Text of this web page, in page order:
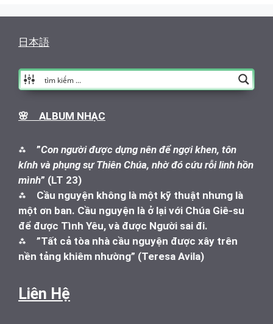
日本語
🌸 ALBUM NHẠC
⁂ ”Con người được dựng nên để ngợi khen, tôn
kính và phụng sự Thiên Chúa, nhờ đó cứu rỗi linh hồn
mình” (LT 23)
⁂ Cầu nguyện không là một kỹ thuật nhưng là
một ơn ban. Cầu nguyện là ở lại với Chúa Giê-su
để được Tình Yêu, và được Người sai đi.
⁂ ”Tất cả tòa nhà cầu nguyện được xây trên
nền tảng khiêm nhường” (Teresa Avila)
Liên Hệ